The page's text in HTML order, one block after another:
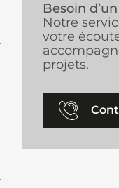
Besoin
Notre
votre
projets.